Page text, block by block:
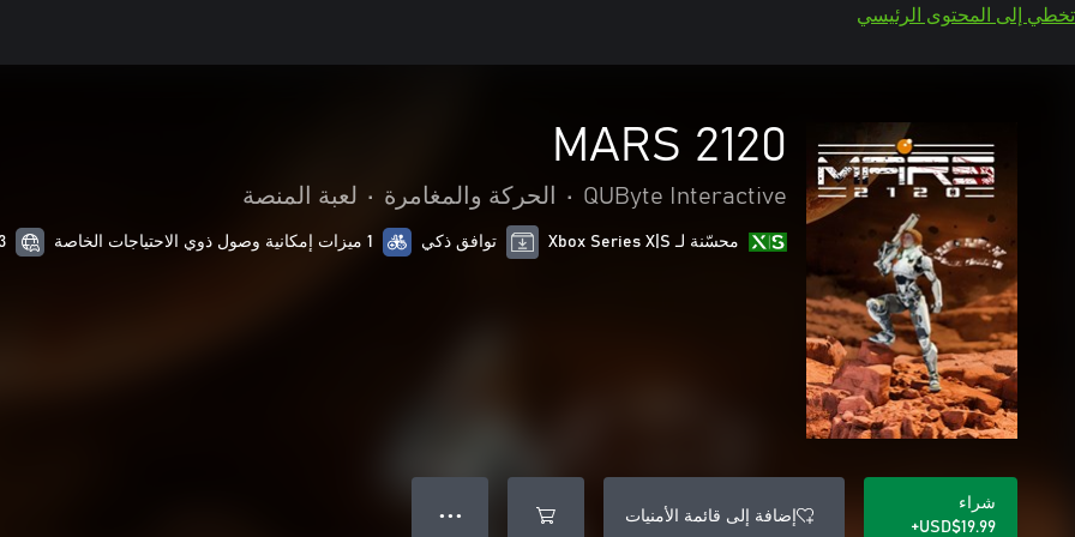
تخطي إلى المحتوى الرئيسي
MARS 2120
QUByte Interactive
• الحركة والمغامرة • لعبة المنصة
محسّنة لـ Xbox Series X|S توافق ذكي 1 ميزات إمكانية وصول ذوي الاحتياجات الخاصة 3 من
شراء
USD$19.99+
إضافة إلى قائمة الأمنيات ● ● ●